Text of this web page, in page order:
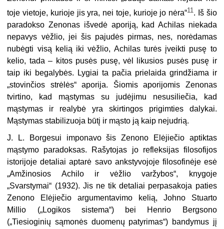
toje vietoje, kurioje jis yra, nei toje, kurioje jo nėra“11 . Iš šio
paradokso Zenonas išvedė aporiją, kad Achilas niekada
nepavys vėžlio, jei šis pajudės pirmas, nes, norėdamas
nubėgti visą kelią iki vėžlio, Achilas turės įveikti pusę to
kelio, tada – kitos pusės pusę, vėl likusios pusės pusę ir
taip iki begalybės. Lygiai ta pačia prielaida grindžiama ir
„stovinčios strėlės“ aporija. Šiomis aporijomis Zenonas
tvirtino, kad mąstymas su judėjimu nesusiliečia, kad
mąstymas ir realybė yra skirtingos prigimties dalykai.
Mąstymas stabilizuoja būtį ir mąsto ją kaip nejudrią.
J. L. Borgesui imponavo šis Zenono Elėjiečio aptiktas
mąstymo paradoksas. Rašytojas jo refleksijas filosofijos
istorijoje detaliai aptarė savo ankstyvojoje filosofinėje esė
„Amžinosios Achilo ir vėžlio varžybos“, knygoje
„Svarstymai“ (1932). Jis ne tik detaliai perpasakoja paties
Zenono Elėjiečio argumentavimo kelią, Johno Stuarto
Millio („Logikos sistema“) bei Henrio Bergsono
(„Tiesioginių sąmonės duomenų patyrimas“) bandymus jį